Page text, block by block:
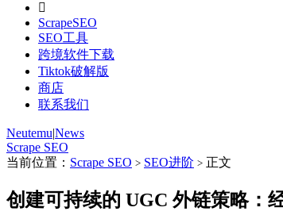

ScrapeSEO
SEO工具
跨境软件下载
Tiktok破解版
商店
联系我们
Neutemu|News
Scrape SEO
当前位置： Scrape SEO > SEO进阶 > 正文
创建可持续的 UGC 外链策略：